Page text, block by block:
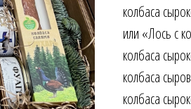
колбаса
или «Лось с
колбаса
колбаса
колбаса